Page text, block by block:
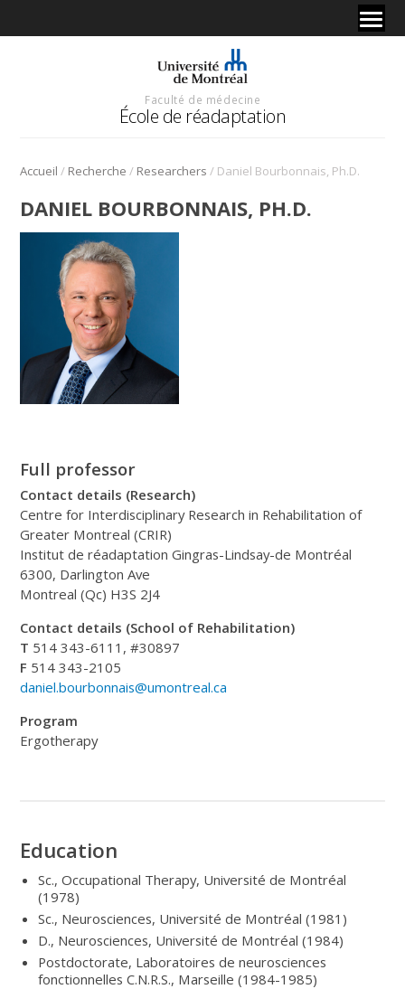
Faculté de médecine
École de réadaptation
Accueil / Recherche / Researchers / Daniel Bourbonnais, Ph.D.
DANIEL BOURBONNAIS, PH.D.
Full professor
Contact details (Research)
Centre for Interdisciplinary Research in Rehabilitation of
Greater Montreal (CRIR)
Institut de réadaptation Gingras-Lindsay-de Montréal
6300, Darlington Ave
Montreal (Qc) H3S 2J4
Contact details (School of Rehabilitation)
T 514 343-6111, #30897
F 514 343-2105
daniel.bourbonnais@umontreal.ca
Program
Ergotherapy
Education
Sc., Occupational Therapy, Université de Montréal
(1978)
Sc., Neurosciences, Université de Montréal (1981)
D., Neurosciences, Université de Montréal (1984)
Postdoctorate, Laboratoires de neurosciences
fonctionnelles C.N.R.S., Marseille (1984-1985)